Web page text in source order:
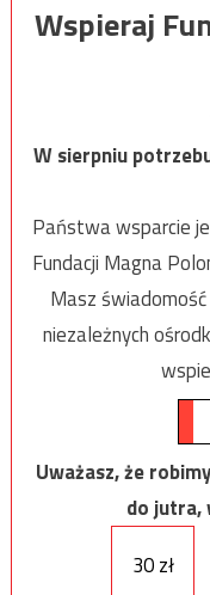
Wspieraj
W sierpniu
Państwa wsparcie
Fundacji Magna
Masz
niezależnych
Uważasz, że
do jutra,
30 zł